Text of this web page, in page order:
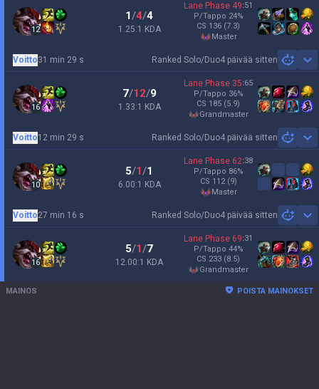
12
1/4/4
1.25:1 KDA
Lane Phase 49:51
P/Tappo 24%
CS 136 (7.3)
master
Ranked Solo/Duo4 päivää sitten
Voitto31 min 29 s
16
7/12/9
1.33:1 KDA
Lane Phase 35:65
P/Tappo 36%
CS 185 (5.9)
grandmaster
Ranked Solo/Duo4 päivää sitten
Voitto12 min 29 s
10
5/1/1
6.00:1 KDA
Lane Phase 62:38
P/Tappo 86%
CS 112 (9)
master
Ranked Solo/Duo4 päivää sitten
Voitto27 min 16 s
16
5/1/7
12.00:1 KDA
Lane Phase 69:31
P/Tappo 44%
CS 233 (8.5)
grandmaster
MAINOS POISTA MAINOKSET